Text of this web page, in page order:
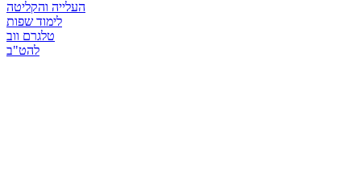
העלייה והקליטה
לימוד שפות
טלגרם ווב
להט"ב